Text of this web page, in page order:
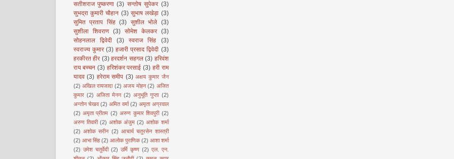
सतीशराज पुष्करणा (3) सन्तोष सुपेकर (3)
सुभद्रा कुमारी चौहान (3) सुभाष लखेड़ा (3)
सुमित प्रताप सिंह (3) सुशील भोले (3)
सुशीला शिवराण
(3) सोमेश केलकर
(3)
सोहनलाल द्विवेदी
(3) स्वराज सिंह
(3)
स्वराज्य कुमार (3) हजारी प्रसाद द्विवेदी (3)
हरकीरत हीर (3) हरदर्शन सहगल (3) हरिवंश
राय बच्चन (3) हरिशंकर परसाई (3) हरी राम
यादव (3) हरेराम समीप (3) अक्षय कुमार जैन
(2) अखिल रायजादा (2) अजय मोहन (2) अजित
कुमार (2) अजिता मेनन (2) अनुभूति गुप्ता (2)
अन्तोन चेखव (2) अमित वर्मा (2) अमृता अग्रवाल
(2) अमृता प्रीतम (2) अरुण कुमार शिवपुरी (2)
अरुण तिवारी (2) अशोक अंजुम (2) अशोक शर्मा
(2) अशोक सरीन (2) आचार्य चतुरसेन शास्त्री
(2) आभा सिंह (2) आलोक पुराणिक (2) आशा शर्मा
(2) उमेश चतुर्वेदी (2) उर्मि कृष्ण (2) एल. एन.